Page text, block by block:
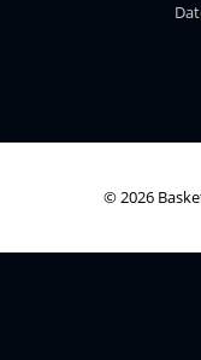
© 2026